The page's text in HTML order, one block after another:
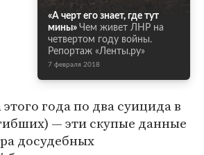
«А черт его знает, где тут
мины» Чем живет ЛНР на
четвертом году войны.
Репортаж «Ленты.ру»
7 февраля 2018
года по два суицида в
— эти скупые данные
досудебных